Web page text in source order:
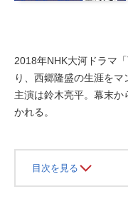
2018年NHK大河ドラマ
り、西郷隆盛の生涯をマ
主演は鈴木亮平。幕末
かれる。
目次を見る